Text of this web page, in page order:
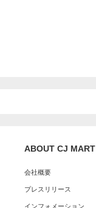
ABOUT CJ MART
会社概要
プレスリリース
インフォメーション